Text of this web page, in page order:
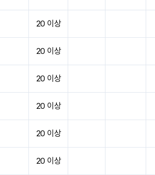
20 이상
20 이상
20 이상
20 이상
20 이상
20 이상